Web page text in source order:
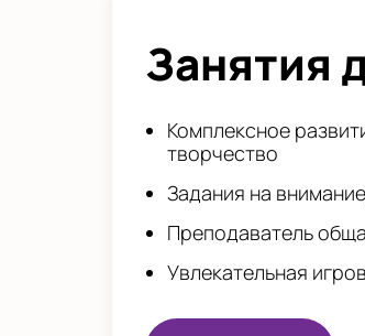
Занятия
Комплексное
творчество
Задания на
Преподаватель
Увлекательная